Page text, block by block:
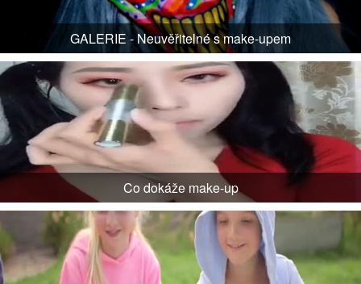
GALERIE - Neuvěřitelné s make-upem
Co dokáže make-up